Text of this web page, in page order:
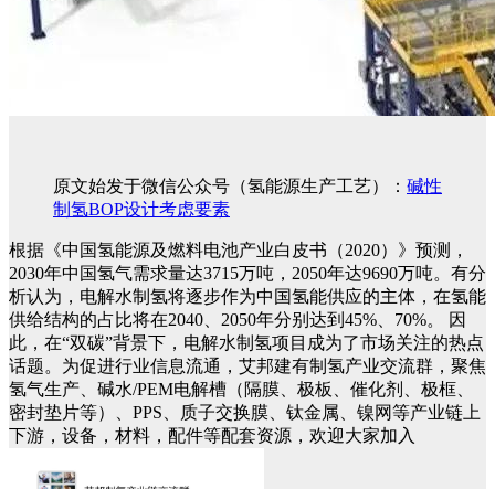
原文始发于微信公众号（氢能源生产工艺）： 碱性
制氢BOP设计考虑要素
根据《中国氢能源及燃料电池产业白皮书（2020）》预测，
2030年中国氢气需求量达3715万吨，2050年达9690万吨。有分
析认为，电解水制氢将逐步作为中国氢能供应的主体，在氢能
供给结构的占比将在2040、2050年分别达到45%、70%。
因
此，在“双碳”背景下，电解水制氢项目成为了市场关注的热点
话题。为促进行业信息流通，艾邦建有制氢产业交流群，聚焦
氢气生产、碱水/PEM电解槽（隔膜、极板、催化剂、极框、
密封垫片等）、PPS、质子交换膜、钛金属、镍网等产业链上
下游，设备，材料，配件等配套资源，欢迎大家加入